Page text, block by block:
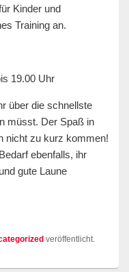
Kinder und
Training an.
19.00 Uhr
über die schnellste
müsst. Der Spaß in
nicht zu kurz kommen!
ebenfalls, ihr
gute Laune
veröffentlicht.